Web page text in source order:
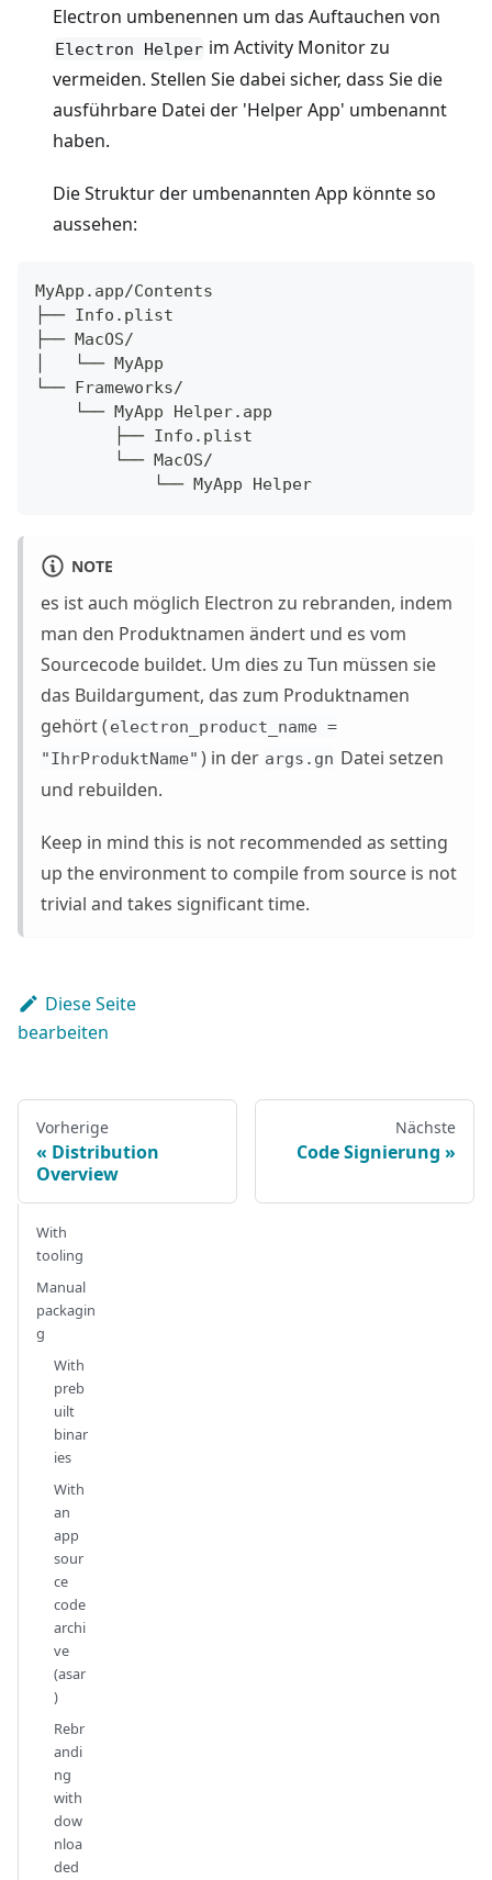
Electron umbenennen um das Auftauchen von
Electron Helper im Activity Monitor zu
vermeiden. Stellen Sie dabei sicher, dass Sie die
ausführbare Datei der 'Helper App' umbenannt
haben.
Die Struktur der umbenannten App könnte so
aussehen:
MyApp.app/Contents
├── Info.plist
├── MacOS/
│   └── MyApp
└── Frameworks/
    └── MyApp Helper.app
        ├── Info.plist
        └── MacOS/
            └── MyApp Helper
NOTE
es ist auch möglich Electron zu rebranden, indem
man den Produktnamen ändert und es vom
Sourcecode buildet. Um dies zu Tun müssen sie
das Buildargument, das zum Produktnamen
gehört ( electron_product_name =
"IhrProduktName" ) in der args.gn Datei setzen
und rebuilden.
Keep in mind this is not recommended as setting
up the environment to compile from source is not
trivial and takes significant time.
Diese Seite
bearbeiten
Vorherige
Distribution
Overview
Nächste
Code Signierung
With
tooling
Manual
packagin
g
With
preb
uilt
binar
ies
With
an
app
sour
ce
code
archi
ve
(asar
)
Rebr
andi
ng
with
dow
nloa
ded